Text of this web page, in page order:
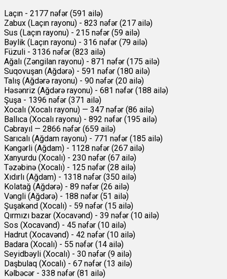
Laçın - 2177 nəfər (591 ailə)
Zabux (Laçın rayonu) - 823 nəfər (217 ailə)
Sus (Laçın rayonu) - 215 nəfər (59 ailə)
Bəylik (Laçın rayonu) - 316 nəfər (79 ailə)
Füzuli - 3136 nəfər (823 ailə)
Ağalı (Zəngilan rayonu) - 871 nəfər (175 ailə)
Suqovuşan (Ağdərə) - 591 nəfər (180 ailə)
Talış (Ağdərə rayonu) - 90 nəfər (20 ailə)
Həsənriz (Ağdərə rayonu) - 681 nəfər (188 ailə)
Şuşa - 1396 nəfər (371 ailə)
Xocalı (Xocalı rayonu) — 347 nəfər (86 ailə)
Ballıca (Xocalı rayonu) - 892 nəfər (195 ailə)
Cəbrayıl — 2866 nəfər (659 ailə)
Sarıcalı (Ağdam rayonu) - 771 nəfər (185 ailə)
Kəngərli (Ağdam) - 1128 nəfər (267 ailə)
Xanyurdu (Xocalı) - 230 nəfər (67 ailə)
Təzəbinə (Xocalı) - 125 nəfər (28 ailə)
Xıdırlı (Ağdam) - 1318 nəfər (350 ailə)
Kolatağ (Ağdərə) - 89 nəfər (26 ailə)
Vəngli (Ağdərə) - 188 nəfər (51 ailə)
Şuşakənd (Xocalı) - 59 nəfər (15 ailə)
Qırmızı bazar (Xocavənd) - 39 nəfər (10 ailə)
Sos (Xocavənd) - 45 nəfər (10 ailə)
Hadrut (Xocavənd) - 42 nəfər (10 ailə)
Badara (Xocalı) - 55 nəfər (14 ailə)
Seyidbəyli (Xocalı) - 30 nəfər (9 ailə)
Daşbulaq (Xocalı) - 67 nəfər (13 ailə)
Kəlbəcər - 338 nəfər (81 ailə)